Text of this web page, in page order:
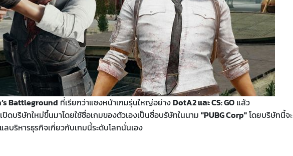
Battleground ที่เรียกว่าแซงหน้าเกมรุ่นใหญ่อย่างDotA2 และ CS: GO แล้ว
ปิดบริษัทใหม่ขึ้นมาโดยใช้ชื่อเกมของตัวเองเป็นชื่อบรัษัทในนาม "PUBG Corp"โดยบริษัทนี้จะ
บริหารธุรกิจเกี่ยวกับเกมนี้ระดับโลกนั่นเอง